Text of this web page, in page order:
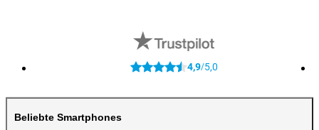
4,9/5,0
Beliebte Smartphones